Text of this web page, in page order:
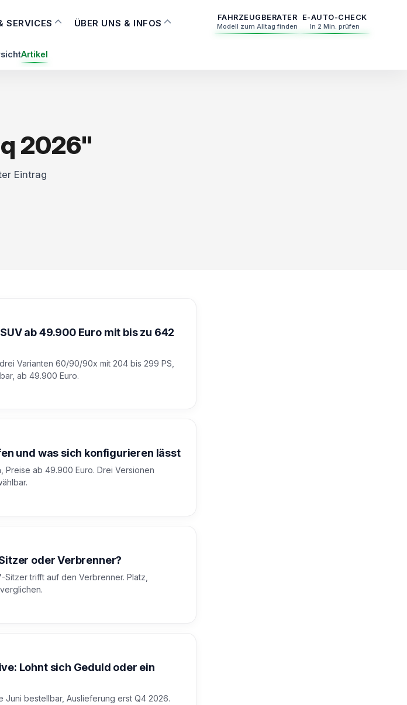
SERVICES ÜBER UNS & INFOS
FAHRZEUGBERATER
Modell zum Alltag finden
E-AUTO-CHECK
In 2 Min. prüfen
Artikel
2026"
Eintrag
ab 49.900 Euro mit bis zu 642
Varianten 60/90/90x mit 204 bis 299 PS,
ab 49.900 Euro.
und was sich konfigurieren lässt
Preise ab 49.900 Euro. Drei Versionen
oder Verbrenner?
trifft auf den Verbrenner. Platz,
Lohnt sich Geduld oder ein
bestellbar, Auslieferung erst Q4 2026.